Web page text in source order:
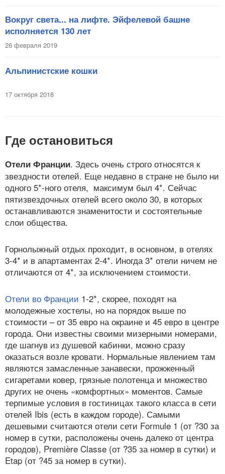
Вокруг света... на лифте. Эйфелевой башне
исполняется 130 лет
26 февраля 2019
Альпинистские кошки
17 октября 2018
Где остановиться
Отели Франции. Здесь очень строго относятся к
звездности отелей. Еще недавно в стране не было ни
одного 5*-ного отеля, максимум был 4*. Сейчас
пятизвездочных отелей всего около 30, в которых
останавливаются знаменитости и состоятельные
слои общества.
Горнолыжный отдых проходит, в основном, в отелях
3-4* и в апартаментах 2-4*. Иногда 3* отели ничем не
отличаются от 4*, за исключением стоимости.
Отели во Франции 1-2*, скорее, походят на
молодежные хостелы, но на порядок выше по
стоимости – от 35 евро на окраине и 45 евро в центре
города. Они известны своими мизерными номерами,
где шагнув из душевой кабинки, можно сразу
оказаться возле кровати. Нормальные явлением там
являются замасленные занавески, прожженный
сигаретами ковер, грязные полотенца и множество
других не очень «комфортных» моментов. Самые
терпимые условия в гостиницах такого класса в сети
отелей Ibis (есть в каждом городе). Самыми
дешевыми считаются отели сети Formule 1 (от ?30 за
номер в сутки, расположены очень далеко от центра
городов), Première Classe (от ?35 за номер в сутки) и
Etap (от ?45 за номер в сутки).